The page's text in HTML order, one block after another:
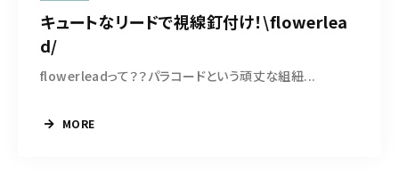
キュートなリードで視線釘付け！\flowerlea
d/
flowerleadって？？パラコードという頑丈な組紐...
MORE